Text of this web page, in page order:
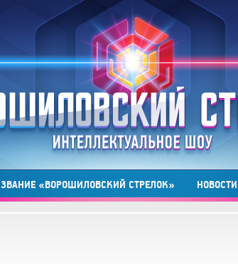
ЗВАНИЕ «ВОРОШИЛОВСКИЙ СТРЕЛОК» НОВОСТИ